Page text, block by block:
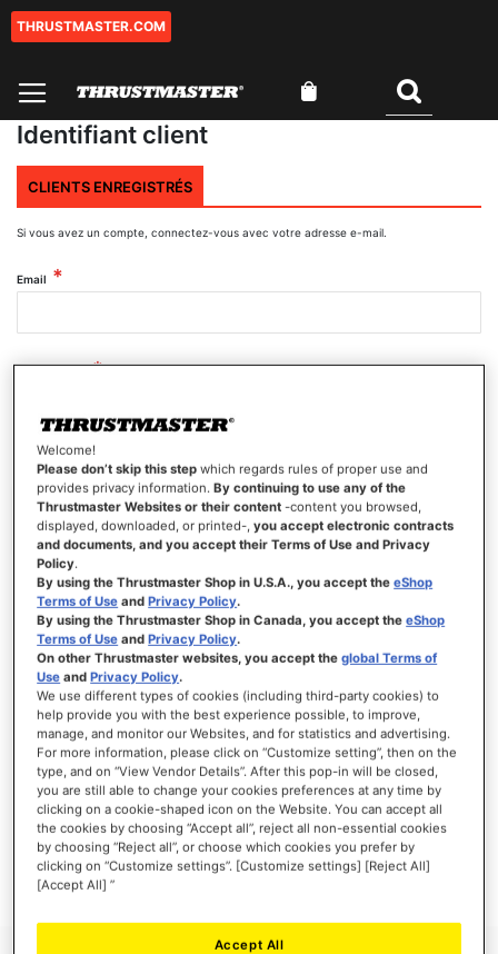
Aller
THRUSTMASTER.COM
Identifiant client
CLIENTS ENREGISTRÉS
Si vous avez un compte, connectez-vous avec votre adresse e-mail.
Email
Afficher le mot de passe
SE CONNECTER
Mot de passe oublié ?
NOUVEAUX CLIENTS
Créer un compte a de nombreux avantages : commander plus rapidement, enregistrer
plusieurs adresses, suivre vos commandes et plus encore.
CRÉER UN COMPTE
Welcome!
Please don’t skip this step which regards rules of proper use and
provides privacy information.By continuing to use any of the
Thrustmaster Websites or their content -content you browsed,
displayed, downloaded, or printed-,you accept electronic contracts
and documents, and you accept their Terms of Use and Privacy
Policy.
By using the Thrustmaster Shop in U.S.A., you accept theeShop
Terms of Use andPrivacy Policy.
By using the Thrustmaster Shop in Canada, you accept theeShop
Terms of Use andPrivacy Policy.
On other Thrustmaster websites, you accept theglobal Terms of
Use andPrivacy Policy.
We use different types of cookies (including third-party cookies) to
help provide you with the best experience possible, to improve,
manage, and monitor our Websites, and for statistics and advertising.
For more information, please click on “Customize setting”, then on the
type, and on “View Vendor Details”. After this pop-in will be closed,
you are still able to change your cookies preferences at any time by
clicking on a cookie-shaped icon on the Website. You can accept all
the cookies by choosing “Accept all”, reject all non-essential cookies
by choosing “Reject all”, or choose which cookies you prefer by
clicking on “Customize settings”. [Customize settings] [Reject All]
[Accept All] ”
Accept All